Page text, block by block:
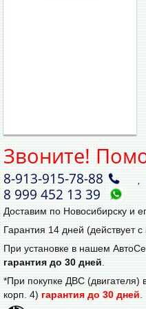
Звоните!
8‑913‑915‑78‑88 ,
8 999 452 13 39
Доставим по Новосибирску и
Гарантия 14 дней (действует
При установке в нашем
гарантия до 30 дней.
*При покупке ДВС (двигателя)
корп. 4)гарантия до 30 дней.